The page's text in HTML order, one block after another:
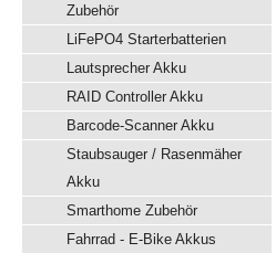
Zubehör
LiFePO4 Starterbatterien
Lautsprecher Akku
RAID Controller Akku
Barcode-Scanner Akku
Staubsauger / Rasenmäher
Akku
Smarthome Zubehör
Fahrrad - E-Bike Akkus